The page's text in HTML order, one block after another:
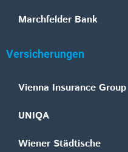
Marchfelder Bank
Versicherungen
Vienna Insurance Group
UNIQA
Wiener Städtische